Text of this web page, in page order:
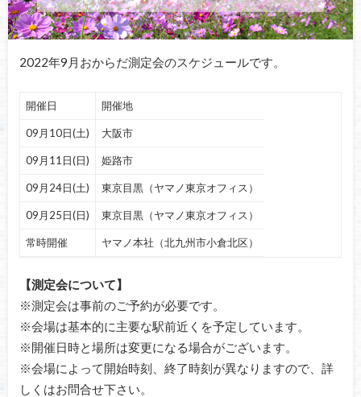
2022年9月おからだ測定会のスケジュールです。
開催日 開催地
09月10日(土) 大阪市
09月11日(日) 姫路市
09月24日(土) 東京目黒（ヤマノ東京オフィス）
09月25日(日) 東京目黒（ヤマノ東京オフィス）
常時開催 ヤマノ本社（北九州市小倉北区）
【測定会について】
※測定会は事前のご予約が必要です。
※会場は基本的に主要な駅前近くを予定しています。
※開催日時と場所は変更になる場合がございます。
※会場によって開始時刻、終了時刻が異なりますので、詳
しくはお問合せ下さい。